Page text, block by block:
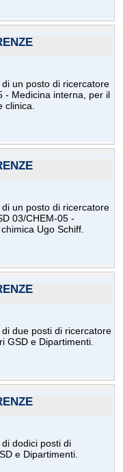
un posto di ricercatore
- Medicina interna, per il
clinica.
un posto di ricercatore
03/CHEM-05 -
Ugo Schiff.
due posti di ricercatore
GSD e Dipartimenti.
dodici posti di
e Dipartimenti.